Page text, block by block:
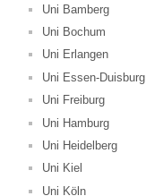
Uni Bamberg
Uni Bochum
Uni Erlangen
Uni Essen-Duisburg
Uni Freiburg
Uni Hamburg
Uni Heidelberg
Uni Kiel
Uni Köln